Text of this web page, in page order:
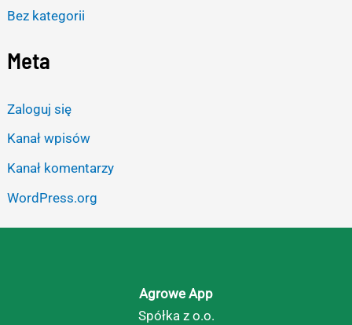
Bez kategorii
Meta
Zaloguj się
Kanał wpisów
Kanał komentarzy
WordPress.org
Agrowe App
Spółka z o.o.